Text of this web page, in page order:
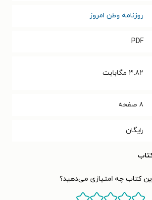
روزنامه وطن امروز
PDF
۳.۸۲ مگابایت
۸ صفحه
رایگان
کتاب چه امتیازی می‌دهید؟